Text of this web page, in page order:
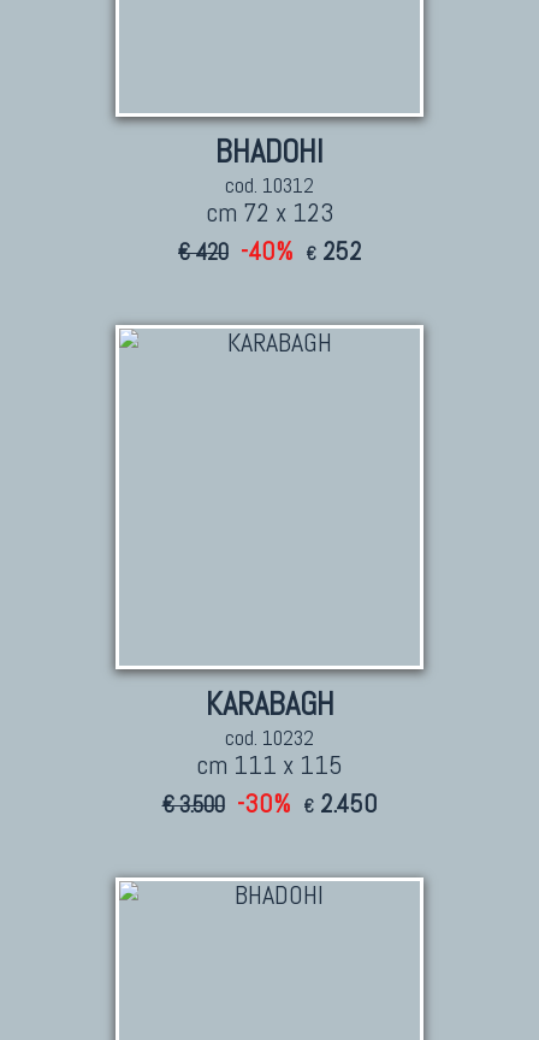
BHADOHI
cod. 10312
cm 72 x 123
€ 420 -40% € 252
KARABAGH
cod. 10232
cm 111 x 115
€ 3.500 -30% € 2.450